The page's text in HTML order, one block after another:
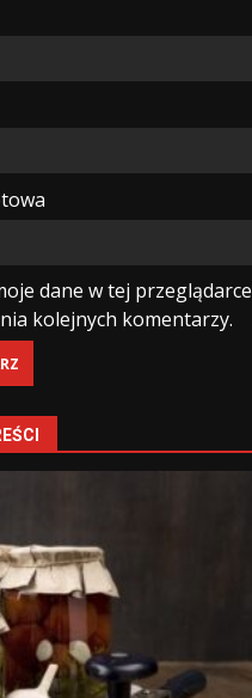
dane w tej przeglądarce
kolejnych komentarzy.